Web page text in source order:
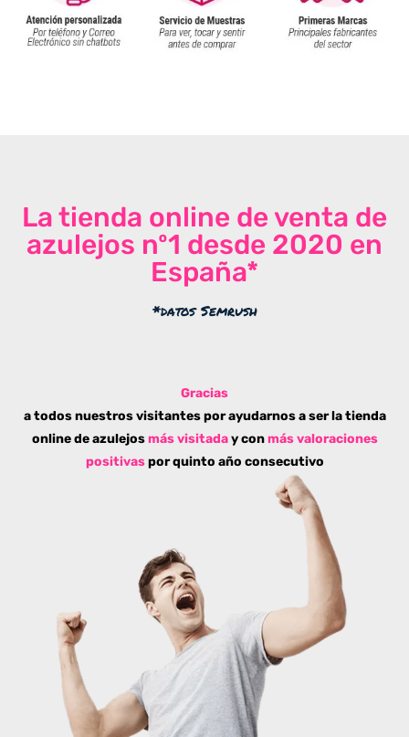
La tienda online de venta de
azulejos nº1 desde 2020 en
España*
*datos Semrush
Gracias
a todos nuestros visitantes por ayudarnos a ser la tienda
online de azulejos más visitaday conmás valoraciones
positivaspor quinto año consecutivo